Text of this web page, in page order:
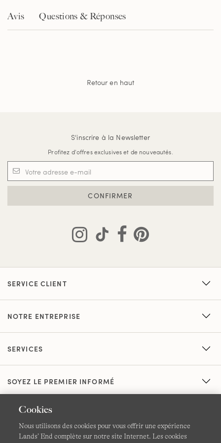
Avis Questions & Réponses
Retour en haut
S'inscrire à la Newsletter
Profitez d'offres exclusives et de nouveautés.
CONFIRMER
SERVICE CLIENT
NOTRE ENTREPRISE
SERVICES
SOYEZ LE PREMIER INFORMÉ
Cookies
Nous utilisons des cookies pour vous offrir une expérience
Lands’ End complète sur notre site Internet. Les cookies